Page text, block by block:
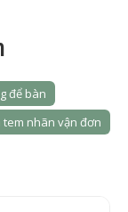
để bàn
tem nhãn vận đơn